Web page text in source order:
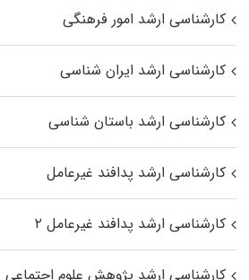
کارشناسی ارشد امور فرهنگی
کارشناسی ارشد ایران شناسی
کارشناسی ارشد باستان شناسی
کارشناسی ارشد پدافند غیرعامل
کارشناسی ارشد پدافند غیرعامل ۲
کارشناسی ارشد پژوهش علوم اجتماعی